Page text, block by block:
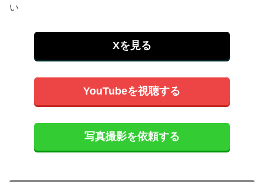
い
Xを見る
YouTubeを視聴する
写真撮影を依頼する